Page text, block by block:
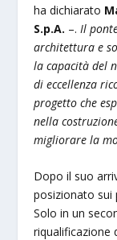
ha dichiarato
S.p.A. –. Il
architettura e
la capacità del
di eccellenza
progetto che
nella
migliorare la
Dopo il suo
posizionato sui
Solo in un
riqualificazione